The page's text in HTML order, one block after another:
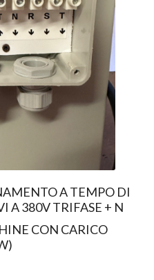
A TEMPO DI
A 380V TRIFASE + N
CON CARICO